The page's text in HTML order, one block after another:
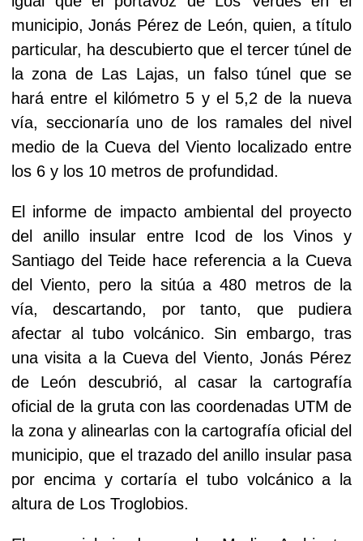
municipio, Jonás Pérez de León, quien, a título
particular, ha descubierto que el tercer túnel de
la zona de Las Lajas, un falso túnel que se
hará entre el kilómetro 5 y el 5,2 de la nueva
vía, seccionaría uno de los ramales del nivel
medio de la Cueva del Viento localizado entre
los 6 y los 10 metros de profundidad.
El informe de impacto ambiental del proyecto
del anillo insular entre Icod de los Vinos y
Santiago del Teide hace referencia a la Cueva
del Viento, pero la sitúa a 480 metros de la
vía, descartando, por tanto, que pudiera
afectar al tubo volcánico. Sin embargo, tras
una visita a la Cueva del Viento, Jonás Pérez
de León descubrió, al casar la cartografía
oficial de la gruta con las coordenadas UTM de
la zona y alinearlas con la cartografía oficial del
municipio, que el trazado del anillo insular pasa
por encima y cortaría el tubo volcánico a la
altura de Los Troglobios.